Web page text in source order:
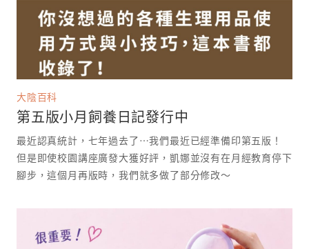
大陰百科
第五版小月飼養日記發行中
最近認真統計，七年過去了⋯我們最近已經準備印第五版！
但是即使校園講座廣發大獲好評，凱娜並沒有在月經教育停下
腳步，這個月再版時，我們就多做了部分修改～